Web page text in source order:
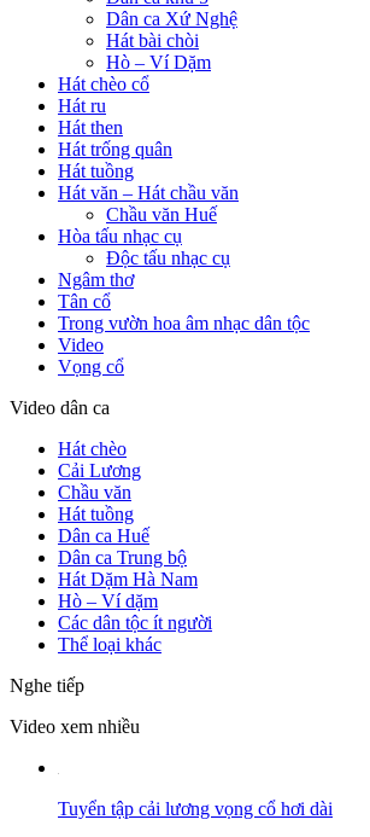
Dân ca Xứ Nghệ
Hát bài chòi
Hò – Ví Dặm
Hát chèo cổ
Hát ru
Hát then
Hát trống quân
Hát tuồng
Hát văn – Hát chầu văn
Chầu văn Huế
Hòa tấu nhạc cụ
Độc tấu nhạc cụ
Ngâm thơ
Tân cổ
Trong vườn hoa âm nhạc dân tộc
Video
Vọng cổ
Video dân ca
Hát chèo
Cải Lương
Chầu văn
Hát tuồng
Dân ca Huế
Dân ca Trung bộ
Hát Dặm Hà Nam
Hò – Ví dặm
Các dân tộc ít người
Thể loại khác
Nghe tiếp
Video xem nhiều
Tuyển tập cải lương vọng cổ hơi dài